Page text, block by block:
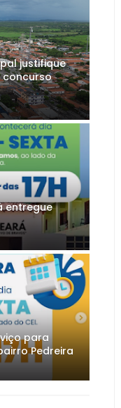
justifique
entregue
para
Pedreira